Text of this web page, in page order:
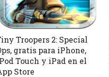
Troopers 2: Special
gratis para iPhone,
Touch y iPad en el
Store